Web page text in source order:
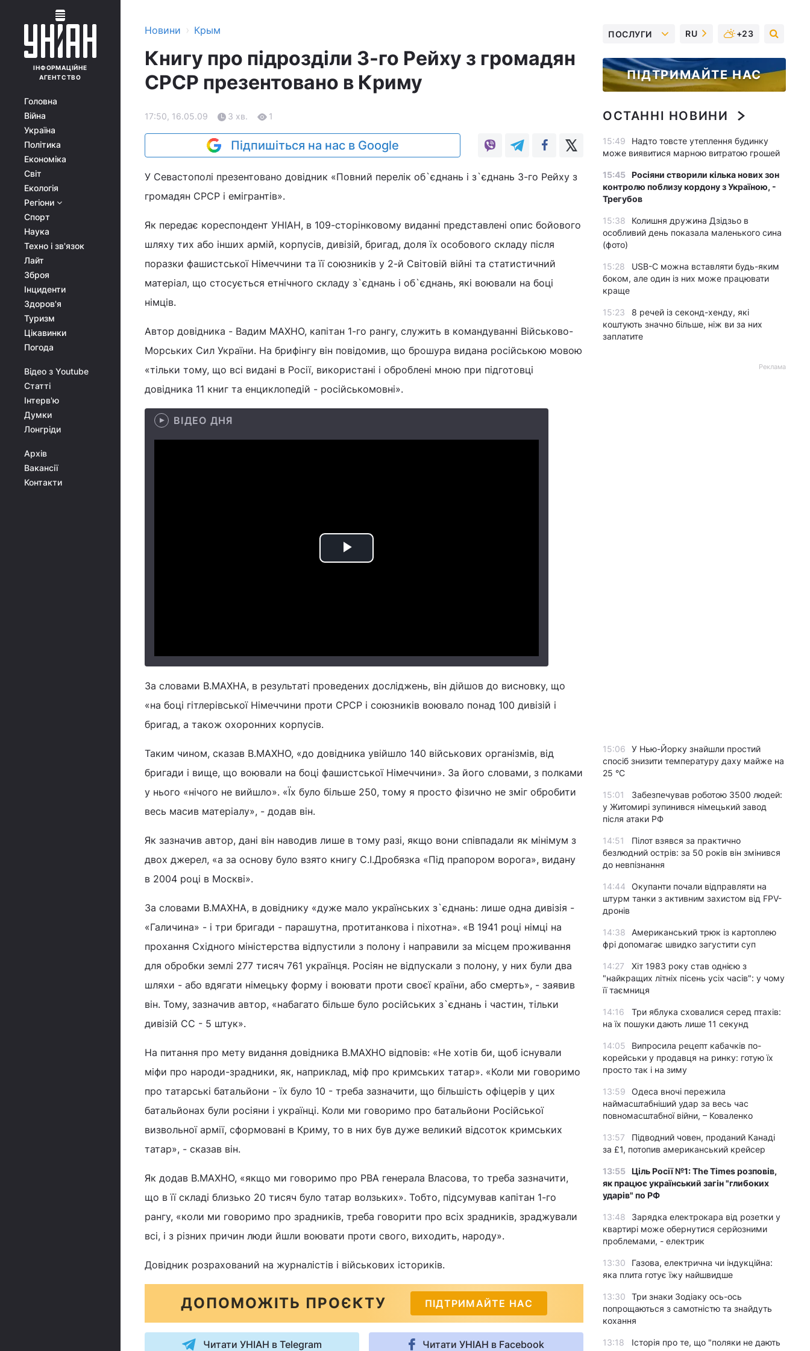
ІНФОРМАЦІЙНЕ
АГЕНТСТВО
Головна
Війна
Україна
Політика
Економіка
Світ
Екологія
Регіони
Спорт
Наука
Техно і зв'язок
Лайт
Зброя
Інциденти
Здоров'я
Туризм
Цікавинки
Погода
Відео з Youtube
Статті
Інтерв'ю
Думки
Лонгріди
Архів
Вакансії
Контакти
Новини › Крым
Книгу про підрозділи 3-го Рейху з громадян
СРСР презентовано в Криму
17:50, 16.05.09 3 хв. 1
Підпишіться на нас в Google
У Севастополі презентовано довідник «Повний перелік об`єднань і з`єднань 3-го Рейху з
громадян СРСР і емігрантів».
Як передає кореспондент УНІАН, в 109-сторінковому виданні представлені опис бойового
шляху тих або інших армій, корпусів, дивізій, бригад, доля їх особового складу після
поразки фашистської Німеччини та її союзників у 2-й Світовій війні та статистичний
матеріал, що стосується етнічного складу з`єднань і об`єднань, які воювали на боці
німців.
Автор довідника - Вадим МАХНО, капітан 1-го рангу, служить в командуванні Військово-
Морських Сил України. На брифінгу він повідомив, що брошура видана російською мовою
«тільки тому, що всі видані в Росії, використані і оброблені мною при підготовці
довідника 11 книг та енциклопедій - російськомовні».
ВІДЕО ДНЯ
Play
За словами В.МАХНА, в результаті проведених досліджень, він дійшов до висновку, що
«на боці гітлерівської Німеччини проти СРСР і союзників воювало понад 100 дивізій і
бригад, а також охоронних корпусів.
Таким чином, сказав В.МАХНО, «до довідника увійшло 140 військових організмів, від
бригади і вище, що воювали на боці фашистської Німеччини». За його словами, з полками
у нього «нічого не вийшло». «Їх було більше 250, тому я просто фізично не зміг обробити
весь масив матеріалу», - додав він.
Як зазначив автор, дані він наводив лише в тому разі, якщо вони співпадали як мінімум з
двох джерел, «а за основу було взято книгу С.І.Дробязка «Під прапором ворога», видану
в 2004 році в Москві».
За словами В.МАХНА, в довіднику «дуже мало українських з`єднань: лише одна дивізія -
«Галичина» - і три бригади - парашутна, протитанкова і піхотна». «В 1941 році німці на
прохання Східного міністерства відпустили з полону і направили за місцем проживання
для обробки землі 277 тисяч 761 українця. Росіян не відпускали з полону, у них були два
шляхи - або вдягати німецьку форму і воювати проти своєї країни, або смерть», - заявив
він. Тому, зазначив автор, «набагато більше було російських з`єднань і частин, тільки
дивізій СС - 5 штук».
На питання про мету видання довідника В.МАХНО відповів: «Не хотів би, щоб існували
міфи про народи-зрадники, як, наприклад, міф про кримських татар». «Коли ми говоримо
про татарські батальйони - їх було 10 - треба зазначити, що більшість офіцерів у цих
батальйонах були росіяни і українці. Коли ми говоримо про батальйони Російської
визвольної армії, сформовані в Криму, то в них був дуже великий відсоток кримських
татар», - сказав він.
Як додав В.МАХНО, «якщо ми говоримо про РВА генерала Власова, то треба зазначити,
що в її складі близько 20 тисяч було татар волзьких». Тобто, підсумував капітан 1-го
рангу, «коли ми говоримо про зрадників, треба говорити про всіх зрадників, зраджували
всі, і з різних причин люди йшли воювати проти свого, виходить, народу».
Довідник розрахований на журналістів і військових істориків.
ДОПОМОЖІТЬ ПРОЄКТУ ПІДТРИМАЙТЕ НАС
Читати УНІАН в Telegram Читати УНІАН в Facebook
ПОСЛУГИ RU +23
ПІДТРИМАЙТЕ НАС
ОСТАННІ НОВИНИ
15:49
Надто товсте утеплення будинку
може виявитися марною витратою грошей
15:45 Росіяни створили кілька нових зон
контролю поблизу кордону з Україною, -
Трегубов
15:38
Колишня дружина Дзідзьо в
особливий день показала маленького сина
(фото)
15:28
USB-C можна вставляти будь-яким
боком, але один із них може працювати
краще
15:23
8 речей із секонд-хенду, які
коштують значно більше, ніж ви за них
заплатите
Реклама
15:06
У Нью-Йорку знайшли простий
спосіб знизити температуру даху майже на
25 °C
15:01
Забезпечував роботою 3500 людей:
у Житомирі зупинився німецький завод
після атаки РФ
14:51
Пілот взявся за практично
безлюдний острів: за 50 років він змінився
до невпізнання
14:44
Окупанти почали відправляти на
штурм танки з активним захистом від FPV-
дронів
14:38
Американський трюк із картоплею
фрі допомагає швидко загустити суп
14:27
Хіт 1983 року став однією з
"найкращих літніх пісень усіх часів": у чому
її таємниця
14:16
Три яблука сховалися серед птахів:
на їх пошуки дають лише 11 секунд
14:05
Випросила рецепт кабачків по-
корейськи у продавця на ринку: готую їх
просто так і на зиму
13:59
Одеса вночі пережила
наймасштабніший удар за весь час
повномасштабної війни, – Коваленко
13:57
Підводний човен, проданий Канаді
за £1, потопив американський крейсер
13:55 Ціль Росії №1: The Times розповів,
як працює український загін "глибоких
ударів" по РФ
13:48
Зарядка електрокара від розетки у
квартирі може обернутися серйозними
проблемами, - електрик
13:30
Газова, електрична чи індукційна:
яка плита готує їжу найшвидше
13:30
Три знаки Зодіаку ось-ось
попрощаються з самотністю та знайдуть
кохання
13:18
Історія про те, що "поляки не дають